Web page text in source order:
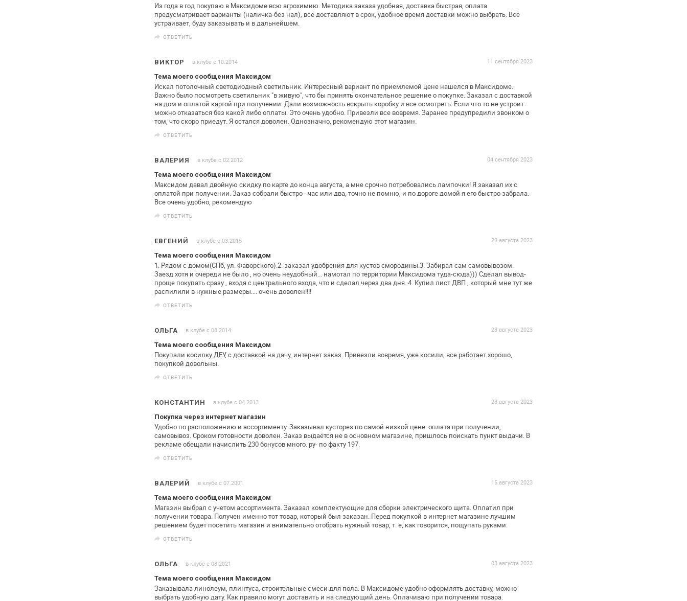
Из года в год покупаю в Максидоме всю агрохимию. Методиказаказа удобная, доставка быстрая, оплата
предусматривает варианты (наличка-без нал), всё доставляют в срок, удобное время доставки можно выбрать. Всё
устраивает, будузаказывать и в дальнейшем.
ОТВЕТИТЬ
ВИКТОР в клубе с 10.2014
11 сентября 2023
Тема моего сообщения Максидом
Искал потолочный светодиодный светильник. Интересный вариант по приемлемой цене нашелся в Максидоме.
Важно было посмотреть светильник "в живую", что бы принятьокончательное решение о покупке. Заказал с доставкой
на дом и оплатой картой при получении. Дали возможность вскрыть коробку и все осмотреть. Если что то не устроит
можноотказаться без какой либо оплаты. Это очень удобно. Привезли все вовремя. Заранее предупредили звонком о
том, что скоро приедут. Я остался доволен. Однозначно, рекомендую этот магазин.
ОТВЕТИТЬ
ВАЛЕРИЯ в клубе с 02.2012
04 сентября 2023
Тема моего сообщения Максидом
Максидом давал двойную скидку по карте до конца августа, а мне срочно потребовались лампочки! Я заказал их с
оплатой при получении. Заказ собрали быстро - час или два, точно не помню, и по дороге домой я его быстро забрала.
Все оченьудобно, рекомендую
ОТВЕТИТЬ
ЕВГЕНИЙ в клубе с 03.2015
29 августа 2023
Тема моего сообщения Максидом
1. Рядом с домом(СПб, ул. Фаворского).2. заказал удобрениядля кустов смородины.3. Забирал сам самовывозом.
Заезд хотя и очереди не было , но очень неудобный... намотал потерритории Максидома туда-сюда))) Сделал вывод-
проще покупать сразу , входя с центрального входа, что и сделал через два дня.4. Купил лист ДВП , который мне тут же
распилили в нужные размеры.... очень доволен!!!!
ОТВЕТИТЬ
ОЛЬГА в клубе с 08.2014
28 августа 2023
Тема моего сообщения Максидом
Покупали косилку ДЕУ, с доставкой на дачу, интернет заказ. Привезли вовремя, уже косили, все работает хорошо,
покупкой довольны.
ОТВЕТИТЬ
КОНСТАНТИН в клубе с 04.2013
28 августа 2023
Покупка через интернет магазин
Удобно по расположению и ассортименту. Заказывал кусторез посамой низкой цене. оплата при получении,
самовывоз. Сроком готовности доволен. Заказ выдаётся не в основном магазине, пришлось поискать пункт выдачи. В
рекламе обещали начислить230 бонусов много. ру- по факту 197.
ОТВЕТИТЬ
ВАЛЕРИЙ в клубе с 07.2001
15 августа 2023
Тема моего сообщения Максидом
Магазин выбрал с учетом ассортимента. Заказал комплектующиедля сборки электрического щита. Оплатил при
получении товара. Получен именно тот товар, который был заказан. Перед покупкой в интернет магазине лучшим
решением будет посетить магазин и внимательно отобрать нужный товар, т. е, как говорится, пощупать руками.
ОТВЕТИТЬ
ОЛЬГА в клубе с 08.2021
03 августа 2023
Тема моего сообщения Максидом
Заказывала линолеум, плинтуса, строительные смеси для пола. В Максидоме удобно оформлять доставку, можно
выбрать удобную дату. Как правило могут доставить и на следующий день.Оплачиваю при получении товара.